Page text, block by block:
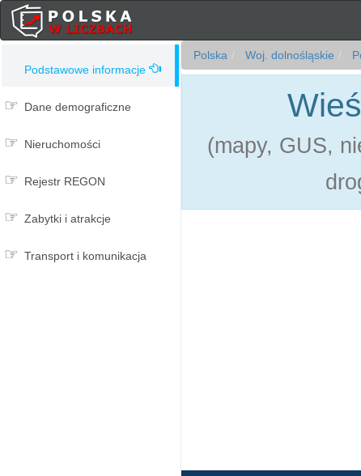
Podstawowe informacje
Dane demograficzne
Nieruchomości
Rejestr REGON
Zabytki i atrakcje
Transport i komunikacja
Polska Woj. dolnośląskie
(mapy, GUS,